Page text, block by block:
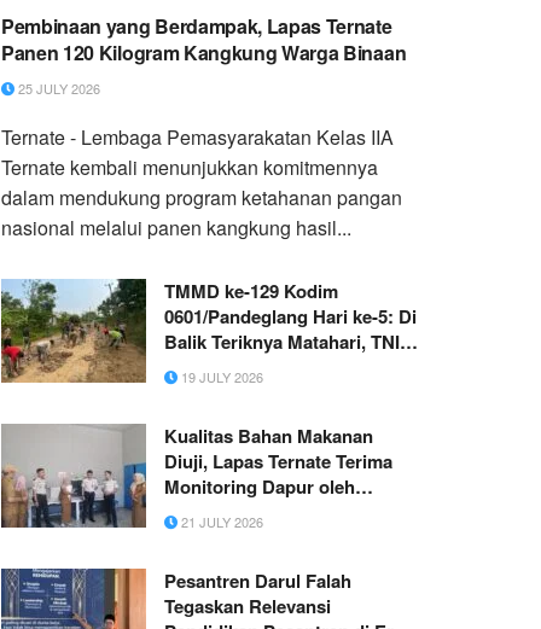
Pembinaan yang Berdampak, Lapas Ternate
Panen 120 Kilogram Kangkung Warga Binaan
25 JULY 2026
Ternate - Lembaga Pemasyarakatan Kelas IIA
Ternate kembali menunjukkan komitmennya
dalam mendukung program ketahanan pangan
nasional melalui panen kangkung hasil...
TMMD ke-129 Kodim
0601/Pandeglang Hari ke-5: Di
Balik Teriknya Matahari, TNI
dan Warga Bahu Membahu
Demi Desa
19 JULY 2026
Kualitas Bahan Makanan
Diuji, Lapas Ternate Terima
Monitoring Dapur oleh
Pemprov Maluku Utara
21 JULY 2026
Pesantren Darul Falah
Tegaskan Relevansi